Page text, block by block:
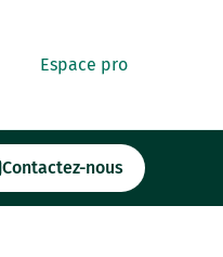
Espace pro
Contactez-nous